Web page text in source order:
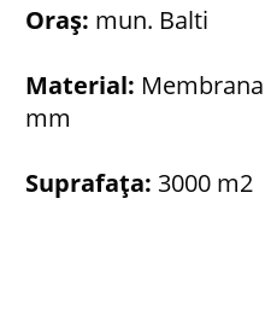
Oraș: mun. Balti
Material: Membrana
mm
Suprafața: 3000 m2